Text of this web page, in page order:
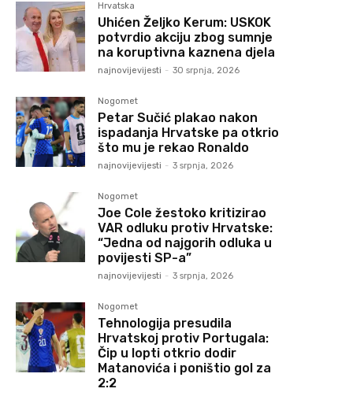
Hrvatska
Uhićen Željko Kerum: USKOK
potvrdio akciju zbog sumnje
na koruptivna kaznena djela
najnovijevijesti - 30 srpnja, 2026
Nogomet
Petar Sučić plakao nakon
ispadanja Hrvatske pa otkrio
što mu je rekao Ronaldo
najnovijevijesti - 3 srpnja, 2026
Nogomet
Joe Cole žestoko kritizirao
VAR odluku protiv Hrvatske:
“Jedna od najgorih odluka u
povijesti SP-a”
najnovijevijesti - 3 srpnja, 2026
Nogomet
Tehnologija presudila
Hrvatskoj protiv Portugala:
Čip u lopti otkrio dodir
Matanovića i poništio gol za
2:2